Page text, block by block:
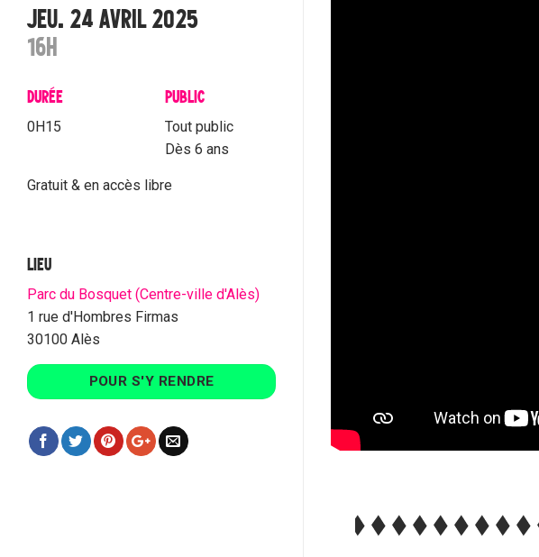
JEU. 24 AVRIL 2025
16H
DURÉE
0H15
PUBLIC
Tout public
Dès 6 ans
Gratuit & en accès libre
LIEU
Parc du Bosquet (Centre-ville d'Alès)
1 rue d'Hombres Firmas
30100 Alès
POUR S'Y RENDRE